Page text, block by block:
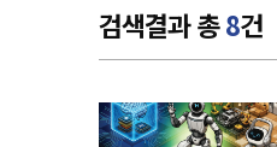
검색결과 총8건